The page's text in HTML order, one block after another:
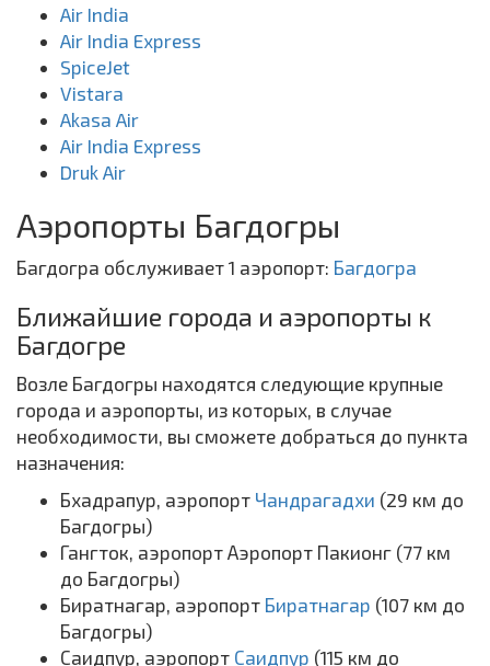
Air India
Air India Express
SpiceJet
Vistara
Akasa Air
Air India Express
Druk Air
Аэропорты Багдогры
Багдогра обслуживает 1 аэропорт: Багдогра
Ближайшие города и аэропорты к
Багдогре
Возле Багдогры находятся следующие крупные
города и аэропорты, из которых, в случае
необходимости, вы сможете добраться до пункта
назначения:
Бхадрапур, аэропорт Чандрагадхи (29 км до
Багдогры)
Гангток, аэропорт Аэропорт Пакионг (77 км
до Багдогры)
Биратнагар, аэропорт Биратнагар (107 км до
Багдогры)
Саидпур, аэропорт Саидпур (115 км до